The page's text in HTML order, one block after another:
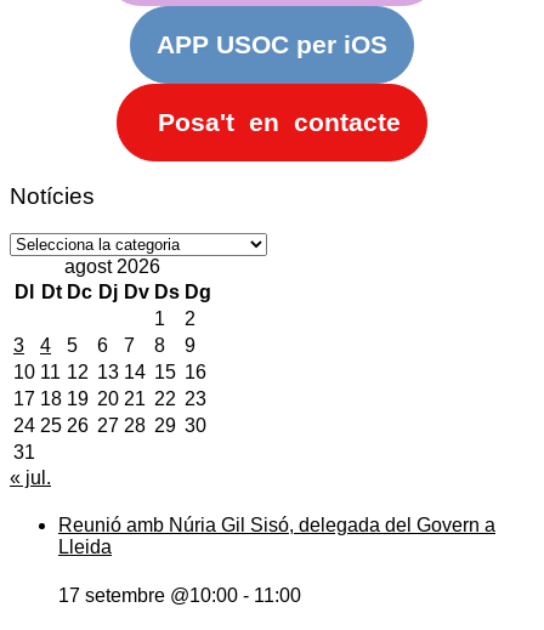
APP USOC per iOS
Posa't en contacte
Notícies
Notícies
agost 2026
Dl
Dt Dc Dj Dv Ds Dg
1
2
3
4 5 6 7 8
9
10 11 12 13 14 15 16
17 18 19 20 21 22 23
24 25 26 27 28 29 30
31
« jul.
Reunió amb Núria Gil Sisó, delegada del Govern a
Lleida
17 setembre @10:00 - 11:00